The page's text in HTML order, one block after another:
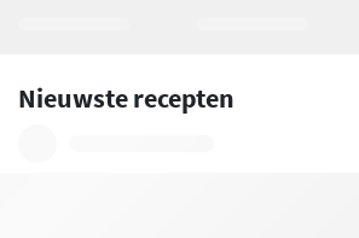
Nieuwste recepten